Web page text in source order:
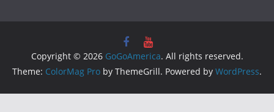
Copyright © 2026 GoGoAmerica. All rights reserved.
Theme: ColorMag Pro by ThemeGrill. Powered by WordPress.